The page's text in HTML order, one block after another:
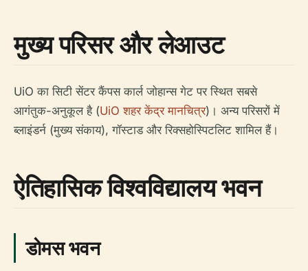
मुख्य परिसर और लेआउट
UiO का सिटी सेंटर कैंपस कार्ल जोहान्स गेट पर स्थित सबसे
आगंतुक-अनुकूल है (UiO शहर केंद्र मानचित्र)। अन्य परिसरों में
ब्लाइंडर्न (मुख्य संकाय), गॉस्टाड और रिक्सहोस्पिटलिट शामिल हैं।
ऐतिहासिक विश्वविद्यालय भवन
डोमस भवन